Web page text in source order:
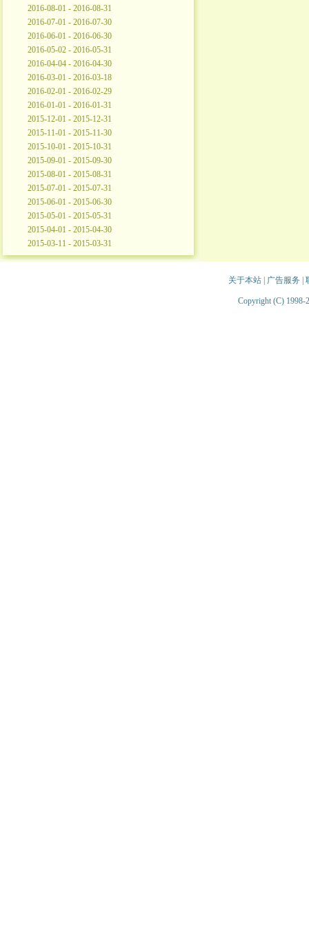
2016-08-01 - 2016-08-31
2016-07-01 - 2016-07-30
2016-06-01 - 2016-06-30
2016-05-02 - 2016-05-31
2016-04-04 - 2016-04-30
2016-03-01 - 2016-03-18
2016-02-01 - 2016-02-29
2016-01-01 - 2016-01-31
2015-12-01 - 2015-12-31
2015-11-01 - 2015-11-30
2015-10-01 - 2015-10-31
2015-09-01 - 2015-09-30
2015-08-01 - 2015-08-31
2015-07-01 - 2015-07-31
2015-06-01 - 2015-06-30
2015-05-01 - 2015-05-31
2015-04-01 - 2015-04-30
2015-03-11 - 2015-03-31
关于本站| 广告服务
Copyright (C) 1998-